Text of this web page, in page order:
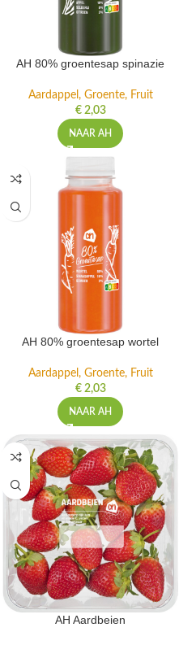
AH 80% groentesap spinazie
Aardappel, Groente, Fruit
€2,03
NAAR AH
AH 80% groentesap wortel
Aardappel, Groente, Fruit
€2,03
NAAR AH
AH Aardbeien